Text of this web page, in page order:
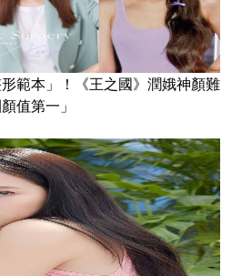
範本」！《王之國》潤娥神顏難
值第一」